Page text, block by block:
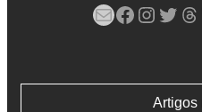
Mail Facebook Instagram Twitter Threads
Artigos